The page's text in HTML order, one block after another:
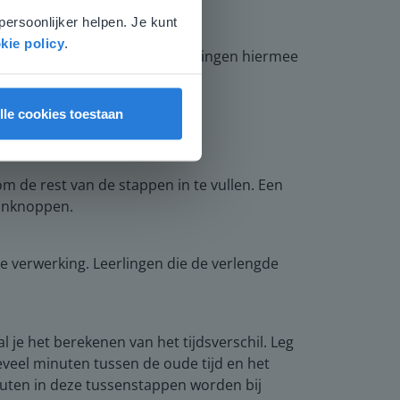
helpen. Je kunt
policy.
cookies toestaan
het voorbeeld. Laat de leerlingen hiermee
de rest van de stappen in te vullen. Een
verwerking. Leerlingen die de verlengde
je het berekenen van het tijdsverschil. Leg
minuten tussen de oude tijd en het
in deze tussenstappen worden bij